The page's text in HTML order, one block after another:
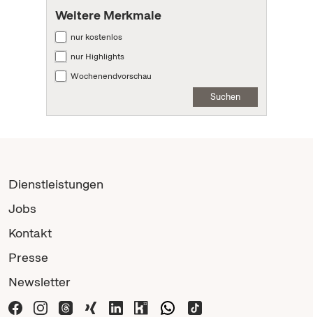
Weitere Merkmale
nur kostenlos
nur Highlights
Wochenendvorschau
Suchen
Dienstleistungen
Jobs
Kontakt
Presse
Newsletter